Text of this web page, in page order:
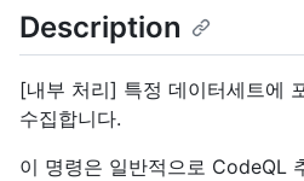
Description
[내부 처리] 특정 데이터세트에
수집합니다.
이 명령은 일반적으로 CodeQL